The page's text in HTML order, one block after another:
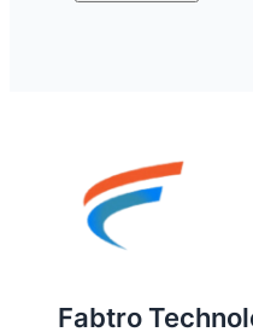
Fabtro